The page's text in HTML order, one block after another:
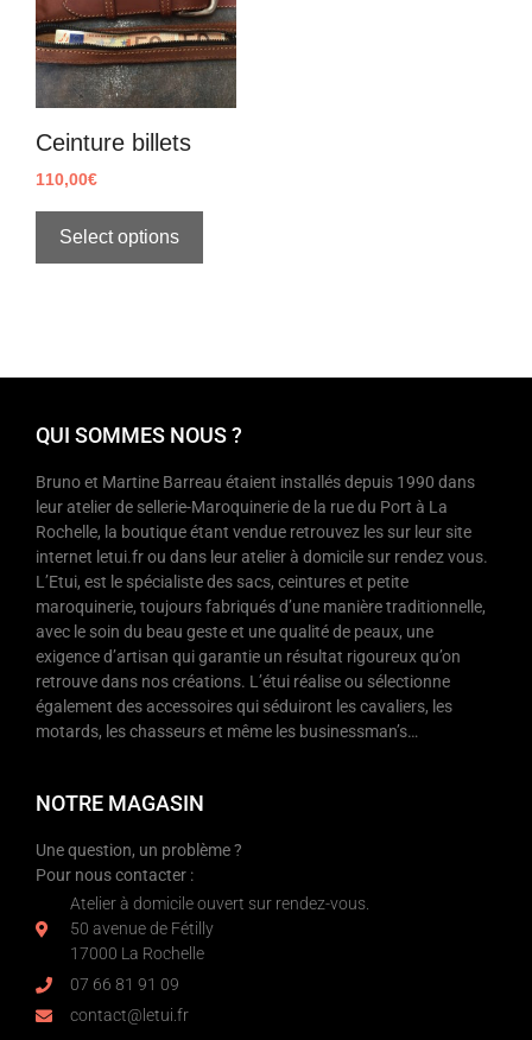
Ceinture billets
110,00€
Select options
QUI SOMMES NOUS ?
Bruno et Martine Barreau étaient installés depuis 1990 dans
leur atelier de sellerie-Maroquinerie de la rue du Port à La
Rochelle, la boutique étant vendue retrouvez les sur leur site
internet letui.fr ou dans leur atelier à domicile sur rendez vous.
L’Etui, est le spécialiste des sacs, ceintures et petite
maroquinerie, toujours fabriqués d’une manière traditionnelle,
avec le soin du beau geste et une qualité de peaux, une
exigence d’artisan qui garantie un résultat rigoureux qu’on
retrouve dans nos créations. L’étui réalise ou sélectionne
également des accessoires qui séduiront les cavaliers, les
motards, les chasseurs et même les businessman’s…
NOTRE MAGASIN
Une question, un problème ?
Pour nous contacter :
Atelier à domicile ouvert sur rendez-vous.
50 avenue de Fétilly
17000 La Rochelle
07 66 81 91 09
contact@letui.fr